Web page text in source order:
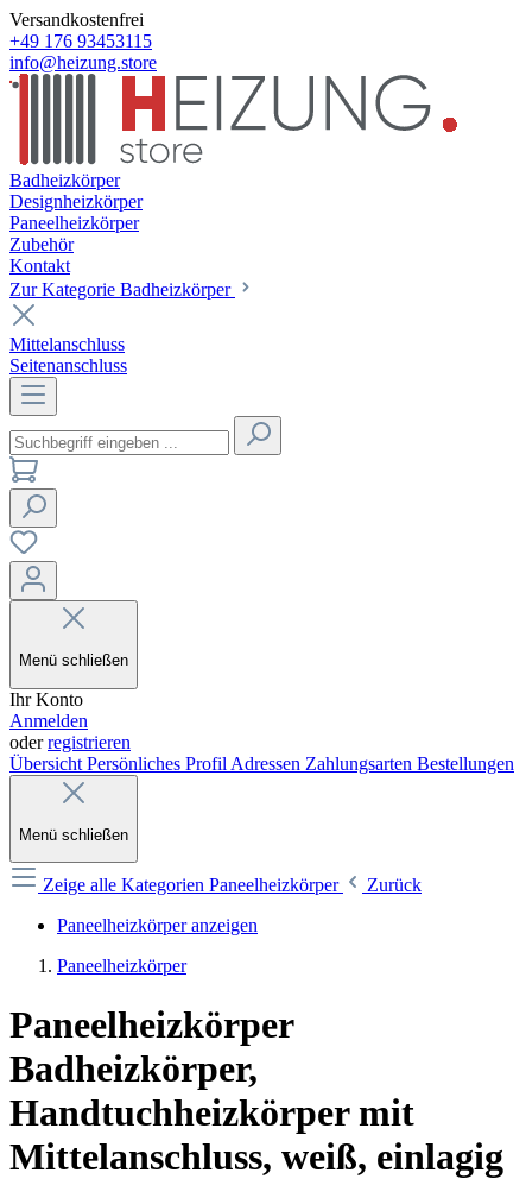
Versandkostenfrei
+49 176 93453115
info@heizung.store
Badheizkörper
Designheizkörper
Paneelheizkörper
Zubehör
Kontakt
Zur Kategorie Badheizkörper
Mittelanschluss
Seitenanschluss
Menü schließen
Ihr Konto
Anmelden
oderregistrieren
Übersicht Persönliches Profil Adressen Zahlungsarten Bestellungen
Menü schließen
Zeige alle Kategorien Paneelheizkörper
Zurück
Paneelheizkörper anzeigen
Paneelheizkörper
Paneelheizkörper
Badheizkörper,
Handtuchheizkörper mit
Mittelanschluss, weiß, einlagig